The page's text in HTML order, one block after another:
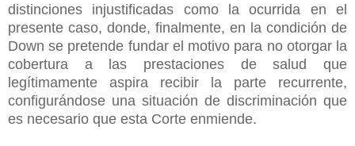
distinciones injustificadas como la ocurrida en el
presente caso, donde, finalmente, en la condición de
Down se pretende fundar el motivo para no otorgar la
cobertura a las prestaciones de salud que
legítimamente aspira recibir la parte recurrente,
configurándose una situación de discriminación que
es necesario que esta Corte enmiende.